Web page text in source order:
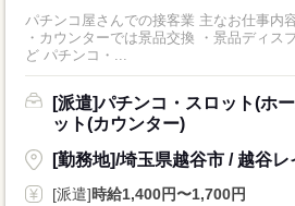
パチンコ屋さんでの接客業 主なお仕事内
・カウンターでは景品交換 ・景品ディス
ど パチンコ・...
[派遣]パチンコ・スロット(ホ
ット(カウンター)
[勤務地]/埼玉県越谷市 / 越谷
[派遣]時給1,400円〜1,700円